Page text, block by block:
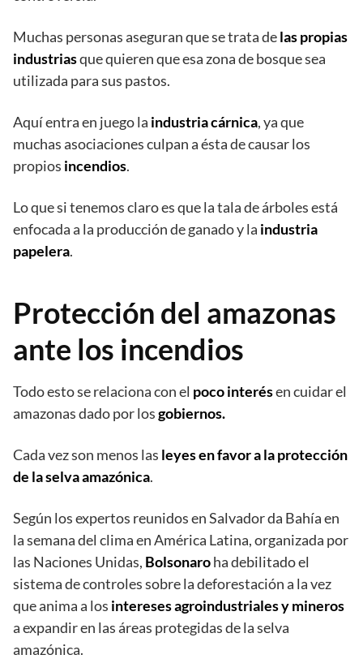
Muchas personas aseguran que se trata delas propias
industriasque quieren que esa zona de bosque sea
utilizada para sus pastos.
Aquí entra en juego la industria cárnica, ya que
muchas asociaciones culpan a ésta de causar los
propios incendios.
Lo que si tenemos claro es que la tala de árboles está
enfocada a la producción de ganado y la industria
papelera.
Protección del amazonas
ante los incendios
Todo esto se relaciona con el poco interésen cuidar el
amazonas dado por losgobiernos.
Cada vez son menos las leyes en favor a la protección
de la selva amazónica.
Según los expertos reunidos en Salvador da Bahía en
la semana del clima en América Latina, organizada por
las Naciones Unidas, Bolsonaroha debilitado el
sistema de controles sobre la deforestación a la vez
que anima a los intereses agroindustriales y mineros
a expandir en las áreas protegidas de la selva
amazónica.